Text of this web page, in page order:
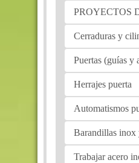
PROYECTOS
Cerraduras y
Puertas (guías y
Herrajes puerta
Automatismos
Barandillas inox
Trabajar acero